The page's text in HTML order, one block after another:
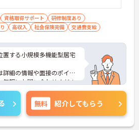
資格取得サポート
研修制度あり
高収入 社会保険完備 交通費支給
する小規模多機能型居宅
詳細の情報や面接のポイン
気軽にお問い合わせくださ
無料 紹介してもらう